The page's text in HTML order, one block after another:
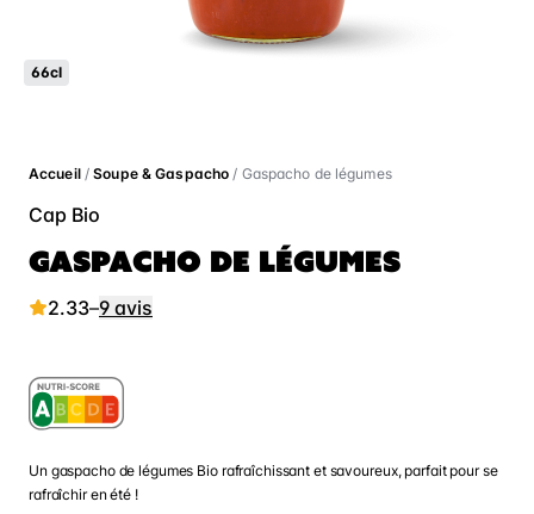
66cl
Accueil/Soupe & Gaspacho / Gaspacho de légumes
Cap Bio
GASPACHO DE LÉGUMES
2.33–9 avis
Un gaspacho de légumes Bio rafraîchissant et savoureux, parfait pour se
rafraîchir en été !